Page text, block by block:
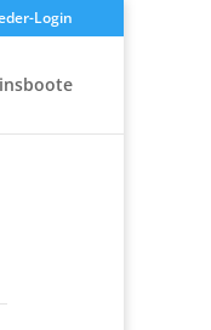
Login